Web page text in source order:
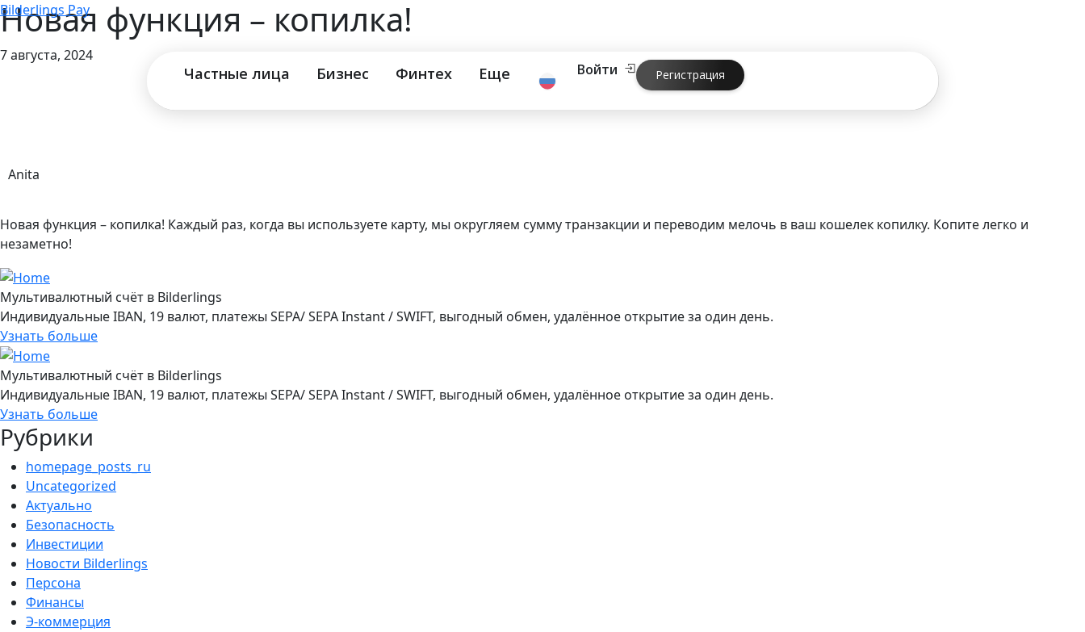
Bilderlings Pay
Частные лица Бизнес Финтех Еще Войти Регистрация
Новая функция – копилка!
7 августа, 2024
Новая функция – копилка!
Anita
Новая функция – копилка! Каждый раз, когда вы используете карту, мы округляем сумму транзакции и переводим мелочь в ваш кошелек копилку. Копите легко и
незаметно!
Мультивалютный счёт в Bilderlings
Индивидуальные IBAN, 19 валют, платежы SEPA/ SEPA Instant / SWIFT, выгодный обмен, удалённое открытие за один день.
Узнать больше
Мультивалютный счёт в Bilderlings
Индивидуальные IBAN, 19 валют, платежы SEPA/ SEPA Instant / SWIFT, выгодный обмен, удалённое открытие за один день.
Узнать больше
Рубрики
homepage_posts_ru
Uncategorized
Актуально
Безопасность
Инвестиции
Новости Bilderlings
Персона
Финансы
Э-коммерция